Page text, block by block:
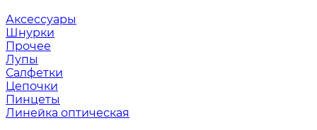
Аксессуары
Шнурки
Прочее
Лупы
Салфетки
Цепочки
Пинцеты
Линейка оптическая